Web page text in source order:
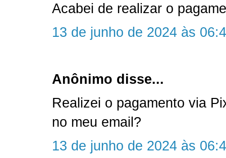
Acabei de realizar o
13 de junho de 2024 às
Anônimo disse...
Realizei o pagamento via
no meu email?
13 de junho de 2024 às